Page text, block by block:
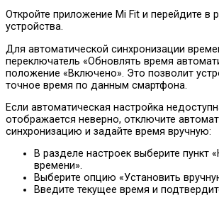
Откройте приложение Mi Fit и перейдите в
устройства.
Для автоматической синхронизации
переключатель «Обновлять время
положение «Включено». Это позволит
точное время по данным смартфона.
Если автоматическая настройка
отображается неверно, отключите
синхронизацию и задайте время вручную:
В разделе настроек выберите пункт
времени».
Выберите опцию «Установить
Введите текущее время и